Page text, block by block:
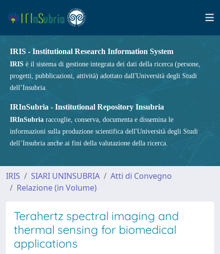
IRIS - Institutional Research Information System
IRIS è il sistema di gestione integrata dei dati della ricerca (persone,
progetti, pubblicazioni, attività) adottato dall'Università degli Studi
dell’Insubria.
IRInSubria - Institutional Repository Insubria
IRInSubria raccoglie, conserva, documenta e dissemina le
informazioni sulla produzione scientifica dell'Università degli Studi
dell’Insubria anche ai fini della valutazione della ricerca.
IRIS SIARI UNINSUBRIA
Atti di Convegno
Relazione (in Volume)
Terahertz spectral imaging and
thermal sensing for biomedical
applications